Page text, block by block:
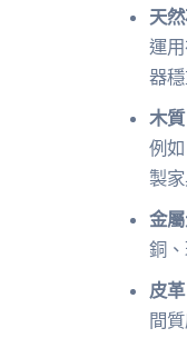
天然
運
器
木質
例
製家
金屬
銅
皮革
間